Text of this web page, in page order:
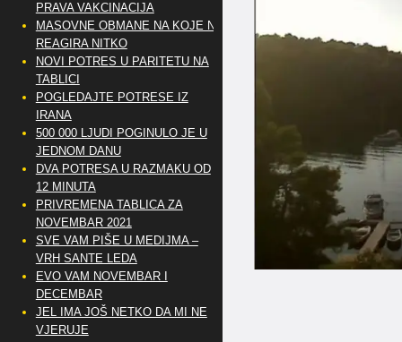
PRAVA VAKCINACIJA
MASOVNE OBMANE NA KOJE NE
REAGIRA NITKO
NOVI POTRES U PARITETU NA
TABLICI
POGLEDAJTE POTRESE IZ
IRANA
500 000 LJUDI POGINULO JE U
JEDNOM DANU
DVA POTRESA U RAZMAKU OD
12 MINUTA
PRIVREMENA TABLICA ZA
NOVEMBAR 2021
SVE VAM PIŠE U MEDIJMA –
VRH SANTE LEDA
EVO VAM NOVEMBAR I
DECEMBAR
JEL IMA JOŠ NETKO DA MI NE
VJERUJE